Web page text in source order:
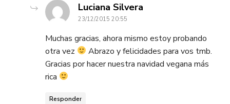
Luciana Silvera
23/12/2015 20:55
Muchas gracias, ahora mismo estoy probando
otra vez
Abrazo y felicidades para vos tmb.
Gracias por hacer nuestra navidad vegana más
rica
Responder